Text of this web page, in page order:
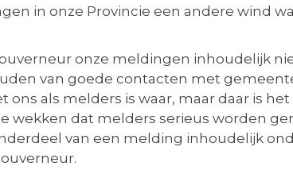
in onze Provincie een andere wind
onze meldingen inhoudelijk
van goede contacten met
als melders is waar, maar daar is het
wekken dat melders serieus worden
van een melding inhoudelijk